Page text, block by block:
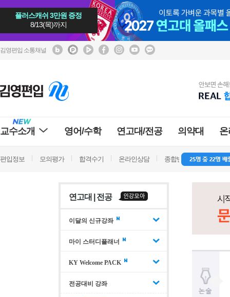
플러스캐쉬 3만원 증정
8/13(목)까지
김영편입 소통채널
교수소개 영어/수학 연고대/전공 의약대
편입정보 모의평가 합격수기 온라인상담 종합반 방문상담
연고대 | 전공
이달의 신규강좌
마이 스터디플래너
KY Welcome PACK
전공대비 강좌